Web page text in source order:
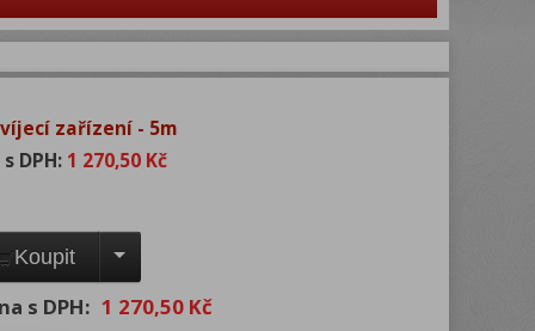
zařízení - 5m
DPH: 1 270,50 Kč
Koupit
s DPH: 1 270,50 Kč